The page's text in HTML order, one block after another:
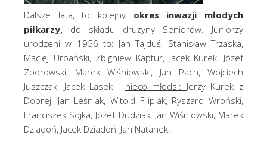
Dalsze lata, to kolejny okres inwazji młodych
piłkarzy, do składu drużyny Seniorów. Juniorzy
urodzeni w 1956 to: Jan Tajduś, Stanisław Trzaska,
Maciej Urbański, Zbigniew Kaptur, Jacek Kurek, Józef
Zborowski, Marek Wiśniowski, Jan Pach, Wojciech
Juszczak, Jacek Lasek i nieco młodsi: Jerzy Kurek z
Dobrej, Jan Leśniak, Witold Filipiak, Ryszard Wroński,
Franciszek Sojka, Józef Dudziak, Jan Wiśniowski, Marek
Dziadoń, Jacek Dziadoń, Jan Natanek.